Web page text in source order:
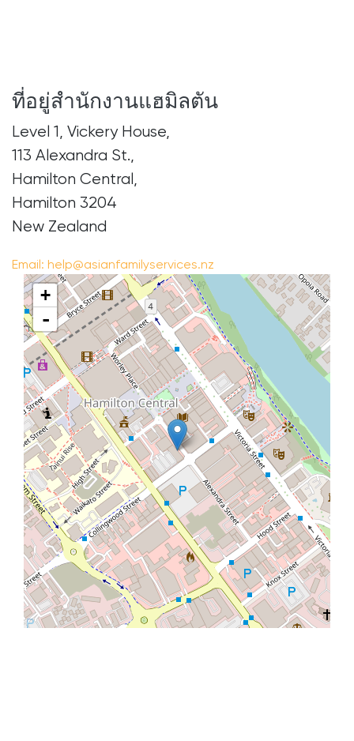
ที่อยู่สำนักงานแฮมิลตัน
Level 1, Vickery House,
113 Alexandra St.,
Hamilton Central,
Hamilton 3204
New Zealand
Email: help@asianfamilyservices.nz
+
-